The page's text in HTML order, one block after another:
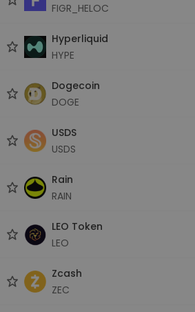
FIGR_HELOC
Hyperliquid
HYPE
Dogecoin
DOGE
USDS
USDS
Rain
RAIN
LEO Token
LEO
Zcash
ZEC